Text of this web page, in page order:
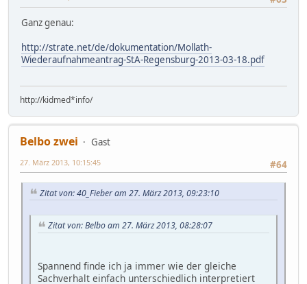
Ganz genau:
http://strate.net/de/dokumentation/Mollath-
Wiederaufnahmeantrag-StA-Regensburg-2013-03-18.pdf
http://kidmed*info/
Belbo zwei
Gast
#64
27. März 2013, 10:15:45
Zitat von: 40_Fieber am 27. März 2013, 09:23:10
Zitat von: Belbo am 27. März 2013, 08:28:07
Spannend finde ich ja immer wie der gleiche
Sachverhalt einfach unterschiedlich interpretiert